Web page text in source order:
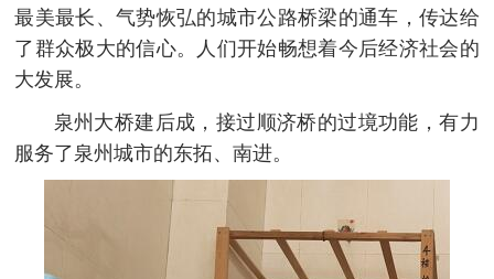
最美最长、气势恢弘的城市公路桥梁的通车，传达给
了群众极大的信心。人们开始畅想着今后经济社会的
大发展。
泉州大桥建后成，接过顺济桥的过境功能，有力
服务了泉州城市的东拓、南进。